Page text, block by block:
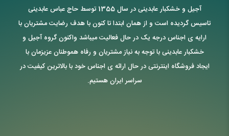
آجیل و خشکبار عابدینی در سال 1355 توسط حاج عباس عابدینی
تاسیس گردیده است و از همان ابتدا تا کنون با هدف رضایت مشتریان با
ارایه ی اجناس درجه یک در حال فعالیت میباشد واکنون گروه آجیل و
خشکبار عابدینی با توجه به نیاز مشتریان و رفاه هموطنان عزیزمان با
ایجاد فروشگاه اینترنتی در حال ارائه ی اجناس خود با بالاترین کیفیت در
سراسر ایران هستیم.